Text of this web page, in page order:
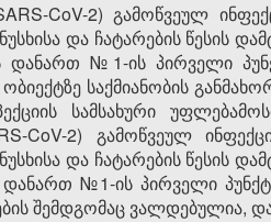
CoV-2) გამოწვეულ
და ჩატარების წესის
დანართ №1-ის პირველი
ობიექტზე საქმიანობის
სამსახური
CoV-2) გამოწვეულ
და ჩატარების წესის
№1-ის პირველი
შემდგომაც ვალდებულია,